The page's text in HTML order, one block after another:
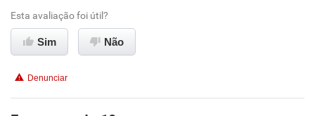
Benefícios
Recomenda esta empresa
Esta avaliação foi útil?
Sim Não
Denunciar